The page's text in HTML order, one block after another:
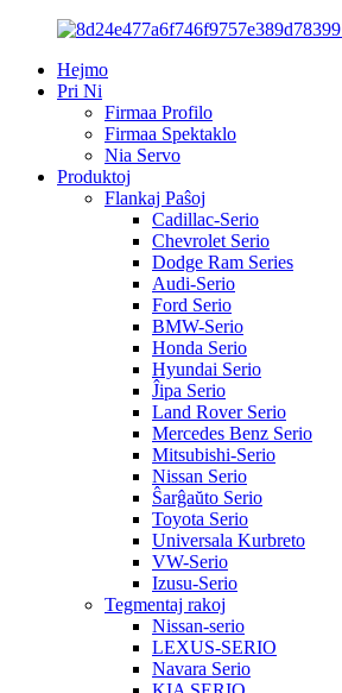
Hejmo
Pri Ni
Firmaa Profilo
Firmaa Spektaklo
Nia Servo
Produktoj
Flankaj Paŝoj
Cadillac-Serio
Chevrolet Serio
Dodge Ram Series
Audi-Serio
Ford Serio
BMW-Serio
Honda Serio
Hyundai Serio
Ĵipa Serio
Land Rover Serio
Mercedes Benz Serio
Mitsubishi-Serio
Nissan Serio
Ŝarĝaŭto Serio
Toyota Serio
Universala Kurbreto
VW-Serio
Izusu-Serio
Tegmentaj rakoj
Nissan-serio
LEXUS-SERIO
Navara Serio